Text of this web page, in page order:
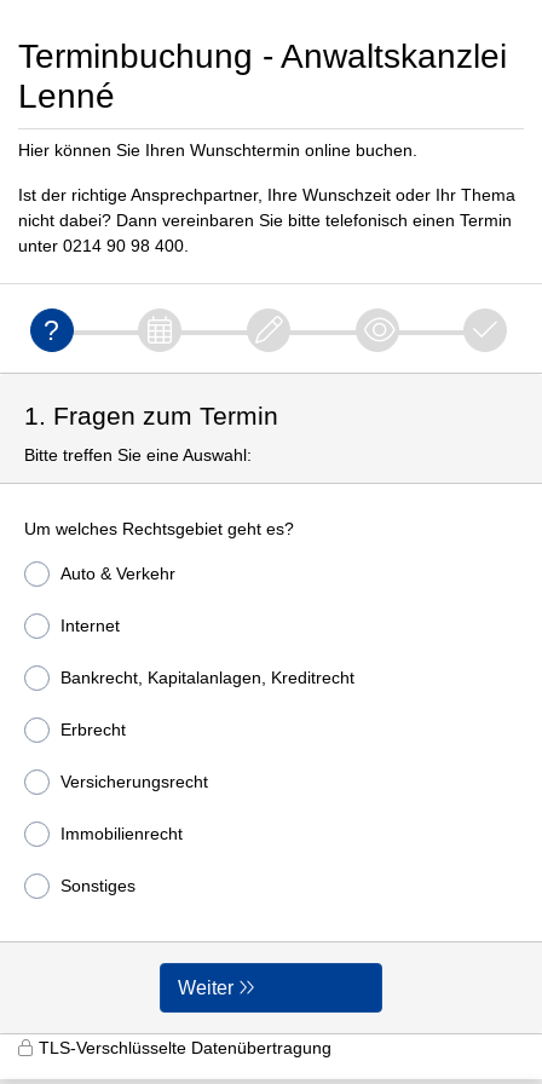
Terminbuchung - Anwaltskanzlei
Lenné
Hier können Sie Ihren Wunschtermin online buchen.
Ist der richtige Ansprechpartner, Ihre Wunschzeit oder Ihr Thema
nicht dabei? Dann vereinbaren Sie bitte telefonisch einen Termin
unter 0214 90 98 400.
1. Fragen zum Termin
Bitte treffen Sie eine Auswahl:
Um welches Rechtsgebiet geht es?
Auto & Verkehr
Internet
Bankrecht, Kapitalanlagen, Kreditrecht
Erbrecht
Versicherungsrecht
Immobilienrecht
Sonstiges
Weiter
TLS-Verschlüsselte Datenübertragung